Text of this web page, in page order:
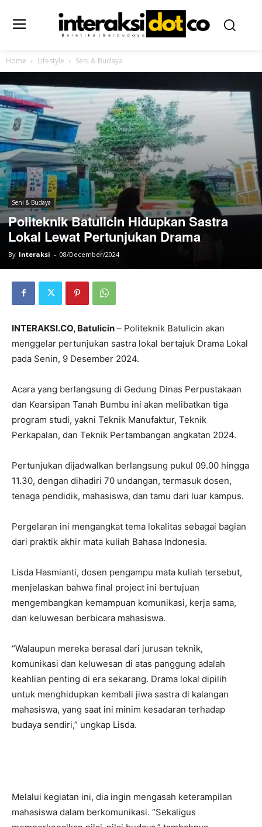
Home Lifestyle Seni & Budaya
Seni & Budaya
Politeknik Batulicin Hidupkan Sastra
Lokal Lewat Pertunjukan Drama
By Interaksi - 08/December/2024
INTERAKSI.CO, Batulicin – Politeknik Batulicin akan
menggelar pertunjukan sastra lokal bertajuk Drama Lokal
pada Senin, 9 Desember 2024.
Acara yang berlangsung di Gedung Dinas Perpustakaan
dan Kearsipan Tanah Bumbu ini akan melibatkan tiga
program studi, yakni Teknik Manufaktur, Teknik
Perkapalan, dan Teknik Pertambangan angkatan 2024.
Pertunjukan dijadwalkan berlangsung pukul 09.00 hingga
11.30, dengan dihadiri 70 undangan, termasuk dosen,
tenaga pendidik, mahasiswa, dan tamu dari luar kampus.
Pergelaran ini mengangkat tema lokalitas sebagai bagian
dari praktik akhir mata kuliah Bahasa Indonesia.
Lisda Hasmianti, dosen pengampu mata kuliah tersebut,
menjelaskan bahwa final project ini bertujuan
mengembangkan kemampuan komunikasi, kerja sama,
dan keluwesan berbicara mahasiswa.
“Walaupun mereka berasal dari jurusan teknik,
komunikasi dan keluwesan di atas panggung adalah
keahlian penting di era sekarang. Drama lokal dipilih
untuk menghidupkan kembali jiwa sastra di kalangan
mahasiswa, yang saat ini minim kesadaran terhadap
budaya sendiri,” ungkap Lisda.
Melalui kegiatan ini, dia ingin mengasah keterampilan
mahasiswa dalam berkomunikasi. “Sekaligus